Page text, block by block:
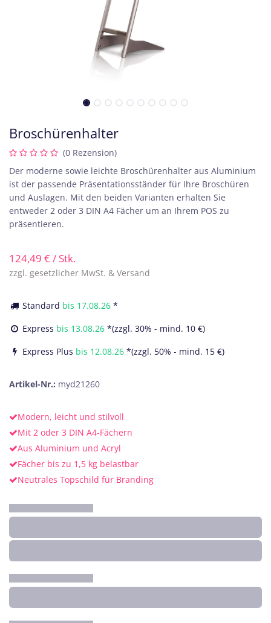
Broschürenhalter
(0 Rezension)
Der moderne sowie leichte Broschürenhalter aus Aluminium
ist der passende Präsentationsständer für Ihre Broschüren
und Auslagen. Mit den beiden Varianten erhalten Sie
entweder 2 oder 3 DIN A4 Fächer um an Ihrem POS zu
präsentieren.
124,49 €/ Stk.
zzgl. gesetzlicher MwSt. & Versand
Standard bis 17.08.26 *
Express bis 13.08.26 *(zzgl. 30% - mind. 10 €)
Express Plus bis 12.08.26 *(zzgl. 50% - mind. 15 €)
Artikel-Nr.: myd21260
Modern, leicht und stilvoll
Mit 2 oder 3 DIN A4-Fächern
Aus Aluminium und Acryl
Fächer bis zu 1,5 kg belastbar
Neutrales Topschild für Branding